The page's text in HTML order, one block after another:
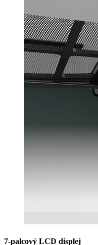
7-palcový LCD displej